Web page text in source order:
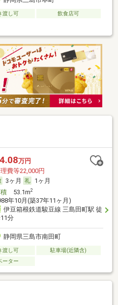
渡し可
飲食店可
万円
費等22,000円
3ヶ月
1ヶ月
53.1m2
年10月(築37年11ヶ月)
伊豆箱根鉄道駿豆線 三島田町駅 徒
分
静岡県三島市南田町
渡し可
駐車場(近隣含)
ーター